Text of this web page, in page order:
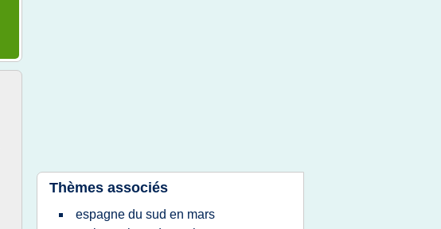
Thèmes associés
espagne du sud en mars